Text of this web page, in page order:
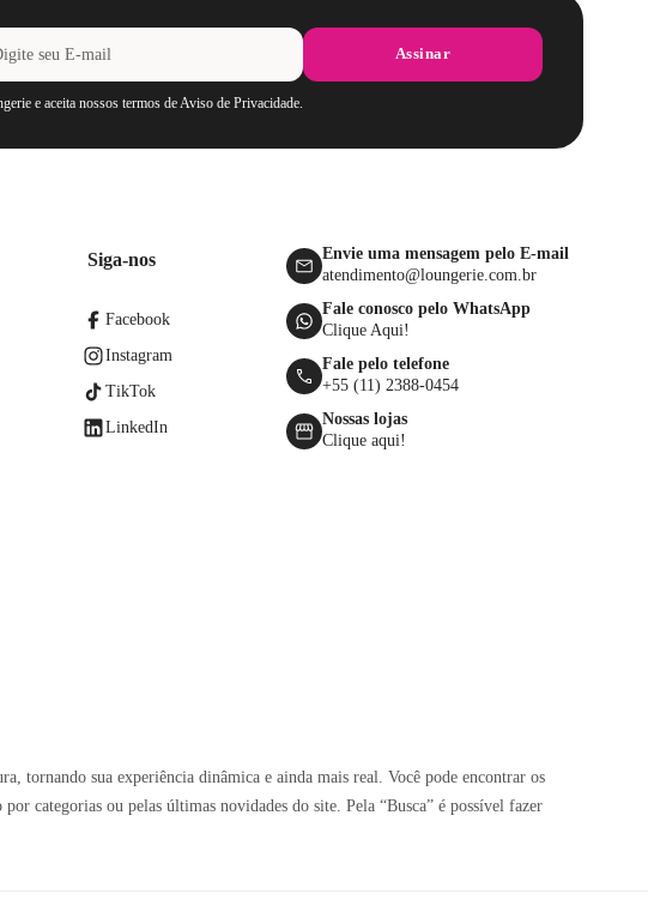
Assinar
e aceita nossos termos de Aviso de Privacidade.
Siga-nos
Facebook
Instagram
TikTok
LinkedIn
Envie uma mensagem pelo E-mail
atendimento@loungerie.com.br
Fale conosco pelo WhatsApp
Clique Aqui!
Fale pelo telefone
+55 (11) 2388-0454
Nossas lojas
Clique aqui!
tornando sua experiência dinâmica e ainda mais real. Você pode encontrar os
categorias ou pelas últimas novidades do site. Pela “Busca” é possível fazer